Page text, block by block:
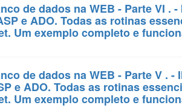
de dados na WEB - Parte VI . -
e ADO. Todas as rotinas
Um exemplo completo e
de dados na WEB - Parte V . -
e ADO. Todas as rotinas
Um exemplo completo e